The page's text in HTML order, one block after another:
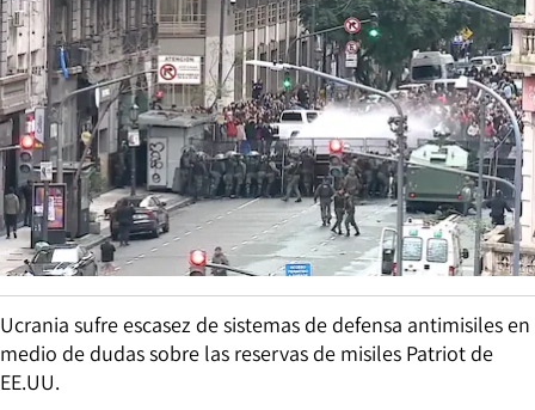
Ucrania sufre escasez de sistemas de defensa antimisiles en
medio de dudas sobre las reservas de misiles Patriot de
EE.UU.